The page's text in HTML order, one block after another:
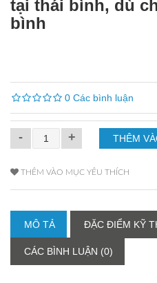
tại thái bình, dù
bình
0 Các bình luận
- +
THÊM VÀO MỤC YÊU THÍCH
MÔ TẢ ĐẶC ĐIỂM KỸ
CÁC BÌNH LUẬN (0)